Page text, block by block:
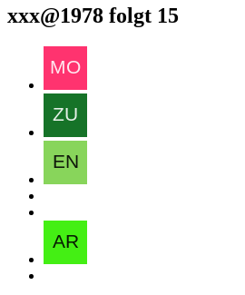
xxx@1978 folgt 15